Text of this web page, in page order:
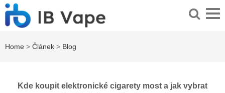
Home > Článek > Blog
Kde koupit elektronické cigarety most a jak vybrat